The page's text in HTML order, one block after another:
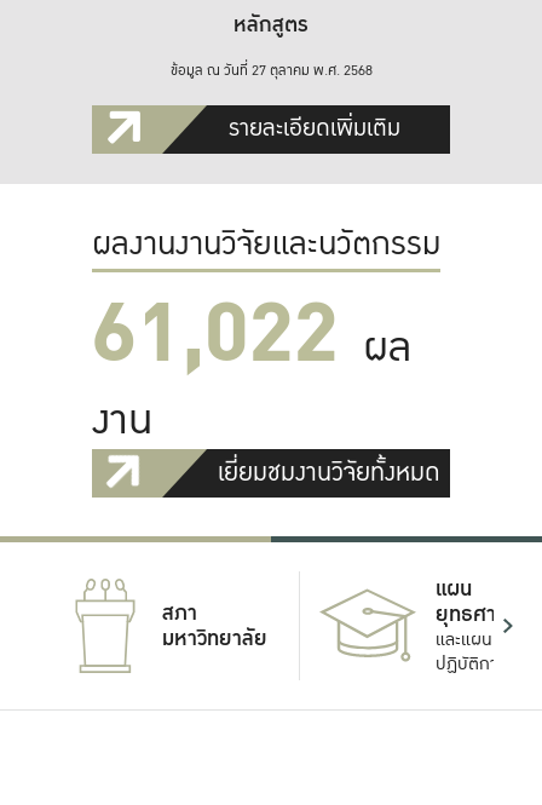
หลักสูตร
ข้อมูล ณ วันที่ 27 ตุลาคม พ.ศ. 2568
รายละเอียดเพิ่มเติม
ผลงานงานวิจัยและนวัตกรรม
61,022 ผล
งาน
เยี่ยมชมงานวิจัยทั้งหมด
สภา
มหาวิทยาลัย
แผน
ยุทธศาสตร์
และแผน
ปฏิบัติการ